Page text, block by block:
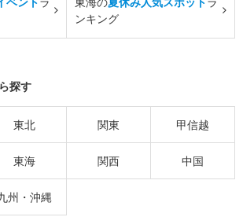
ンキング
探す
東北 関東 甲信越
東海 関西 中国
州・沖縄